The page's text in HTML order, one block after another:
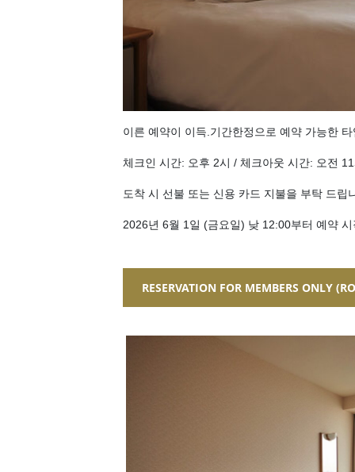
이른 예약이 이득.기간한정으로 예약 가능한
체크인 시간: 오후 2시 / 체크아웃 시간: 오전
도착 시 선불 또는 신용 카드 지불을 부탁 드립
2026년 6월 1일 (금요일) 낮 12:00부터 예약
RESERVATION FOR MEMBERS ONLY